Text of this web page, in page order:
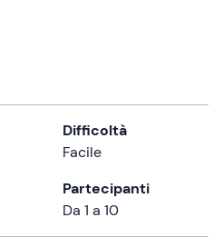
Difficoltà
Facile
Partecipanti
Da 1 a 10